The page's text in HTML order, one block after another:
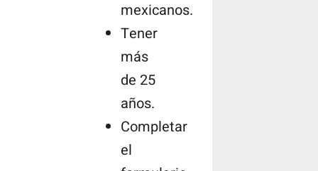
mexicanos.
Tener
más
de 25
años.
Completar
el